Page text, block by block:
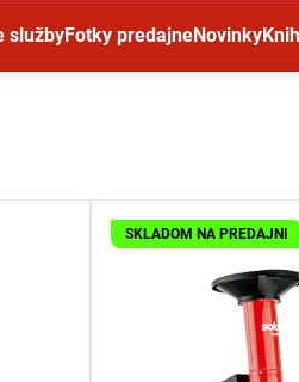
službyFotky predajneNovinky
SKLADOM NA PREDAJNI